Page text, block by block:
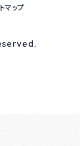
マップ